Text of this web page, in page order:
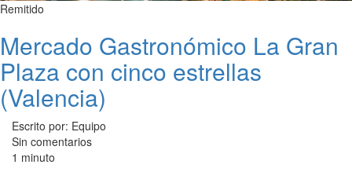
Remitido
Mercado Gastronómico La Gran
Plaza con cinco estrellas
(Valencia)
Escrito por: Equipo
Sin comentarios
1 minuto